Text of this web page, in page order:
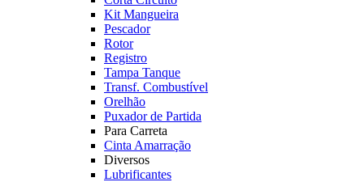
Kit Mangueira
Pescador
Rotor
Registro
Tampa Tanque
Transf. Combustível
Orelhão
Puxador de Partida
Para Carreta
Cinta Amarração
Diversos
Lubrificantes